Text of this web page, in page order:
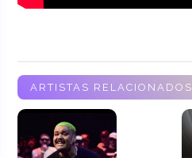
ARTISTAS RELACIONADOS